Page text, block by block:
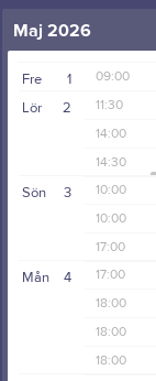
Maj 2026
1
Fre 09:00
15:00
2
Lör 11:30
13:30
14:00
16:00
14:30
16:30
3
Sön 10:00
12:00
10:00
11:00
17:00
19:00
4
Mån 17:00
18:55
18:00
19:30
18:00
18:00